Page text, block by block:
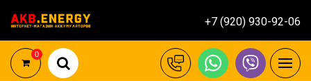
+7 (920) 930-92-06
0